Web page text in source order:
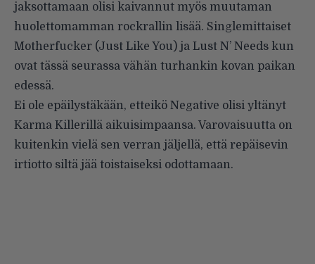
jaksottamaan olisi kaivannut myös muutaman
huolettomamman rockrallin lisää. Singlemittaiset
Motherfucker (Just Like You) ja Lust N’ Needs kun
ovat tässä seurassa vähän turhankin kovan paikan
edessä.
Ei ole epäilystäkään, etteikö Negative olisi yltänyt
Karma Killerillä aikuisimpaansa. Varovaisuutta on
kuitenkin vielä sen verran jäljellä, että repäisevin
irtiotto siltä jää toistaiseksi odottamaan.